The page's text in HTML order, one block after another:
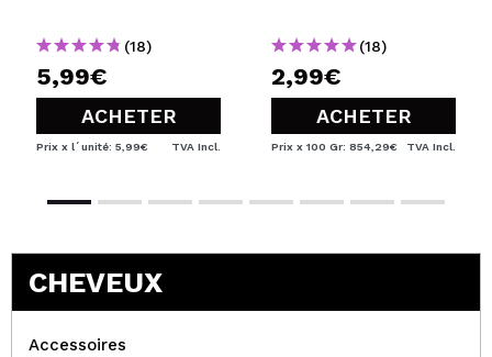
(18)
5,99€
ACHETER
Prix x l´unité: 5,99€ TVA Incl.
(18)
2,99€
ACHETER
Prix x 100 Gr: 854,29€ TVA Incl.
CHEVEUX
Accessoires